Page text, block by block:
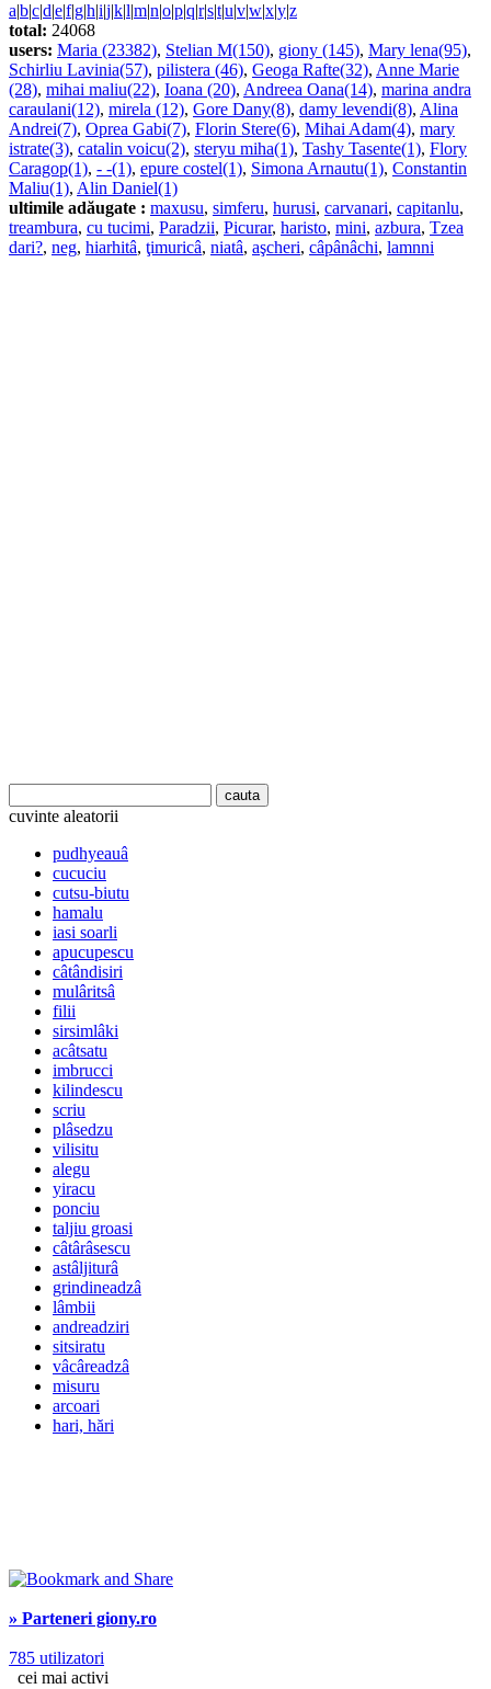
a|b|c|d|e|f|g|h|i|j|k|l|m|n|o|p|q|r|s|t|u|v|w|x|y|z
total: 24068
users: Maria (23382), Stelian M(150), giony (145), Mary lena(95),
Schirliu Lavinia(57), pilistera (46), Geoga Rafte(32), Anne Marie
(28), mihai maliu(22), Ioana (20), Andreea Oana(14), marina andra
caraulani(12), mirela (12), Gore Dany(8), damy levendi(8), Alina
Andrei(7), Oprea Gabi(7), Florin Stere(6), Mihai Adam(4), mary
istrate(3), catalin voicu(2), steryu miha(1), Tashy Tasente(1), Flory
Caragop(1), - -(1), epure costel(1), Simona Arnautu(1), Constantin
Maliu(1), Alin Daniel(1)
ultimile adăugate : maxusu, simferu, hurusi, carvanari, capitanlu,
treambura, cu tucimi, Paradzii, Picurar, haristo, mini, azbura, Tzea
dari?, neg, hiarhitâ, ţimuricâ, niatâ, aşcheri, câpânâchi, lamnni
cuvinte aleatorii
pudhyeauâ
cucuciu
cutsu-biutu
hamalu
iasi soarli
apucupescu
câtândisiri
mulâritsâ
filii
sirsimlâki
acâtsatu
imbrucci
kilindescu
scriu
plâsedzu
vilisitu
alegu
yiracu
ponciu
taljiu groasi
câtârâsescu
astâljiturâ
grindineadzâ
lâmbii
andreadziri
sitsiratu
vâcâreadzâ
misuru
arcoari
hari, hări
» Parteneri giony.ro
785 utilizatori
cei mai activi